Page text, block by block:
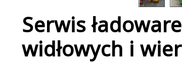
Serwis
widłowych i